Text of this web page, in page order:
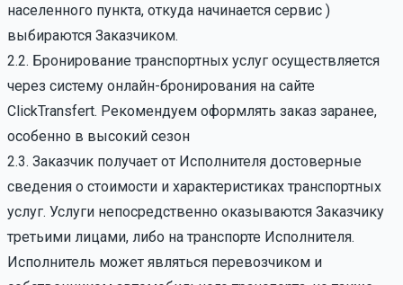
населенного пункта, откуда начинается сервис )
выбираются Заказчиком.
2.2. Бронирование транспортных услуг осуществляется
через систему онлайн-бронирования на сайте
ClickTransfert. Рекомендуем оформлять заказ заранее,
особенно в высокий сезон
2.3. Заказчик получает от Исполнителя достоверные
сведения о стоимости и характеристиках транспортных
услуг. Услуги непосредственно оказываются Заказчику
третьими лицами, либо на транспорте Исполнителя.
Исполнитель может являться перевозчиком и